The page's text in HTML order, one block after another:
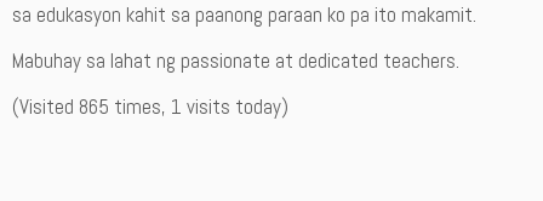
sa edukasyon kahit sa paanong paraan ko pa ito makamit.
Mabuhay sa lahat ng passionate at dedicated teachers.
(Visited 865 times, 1 visits today)